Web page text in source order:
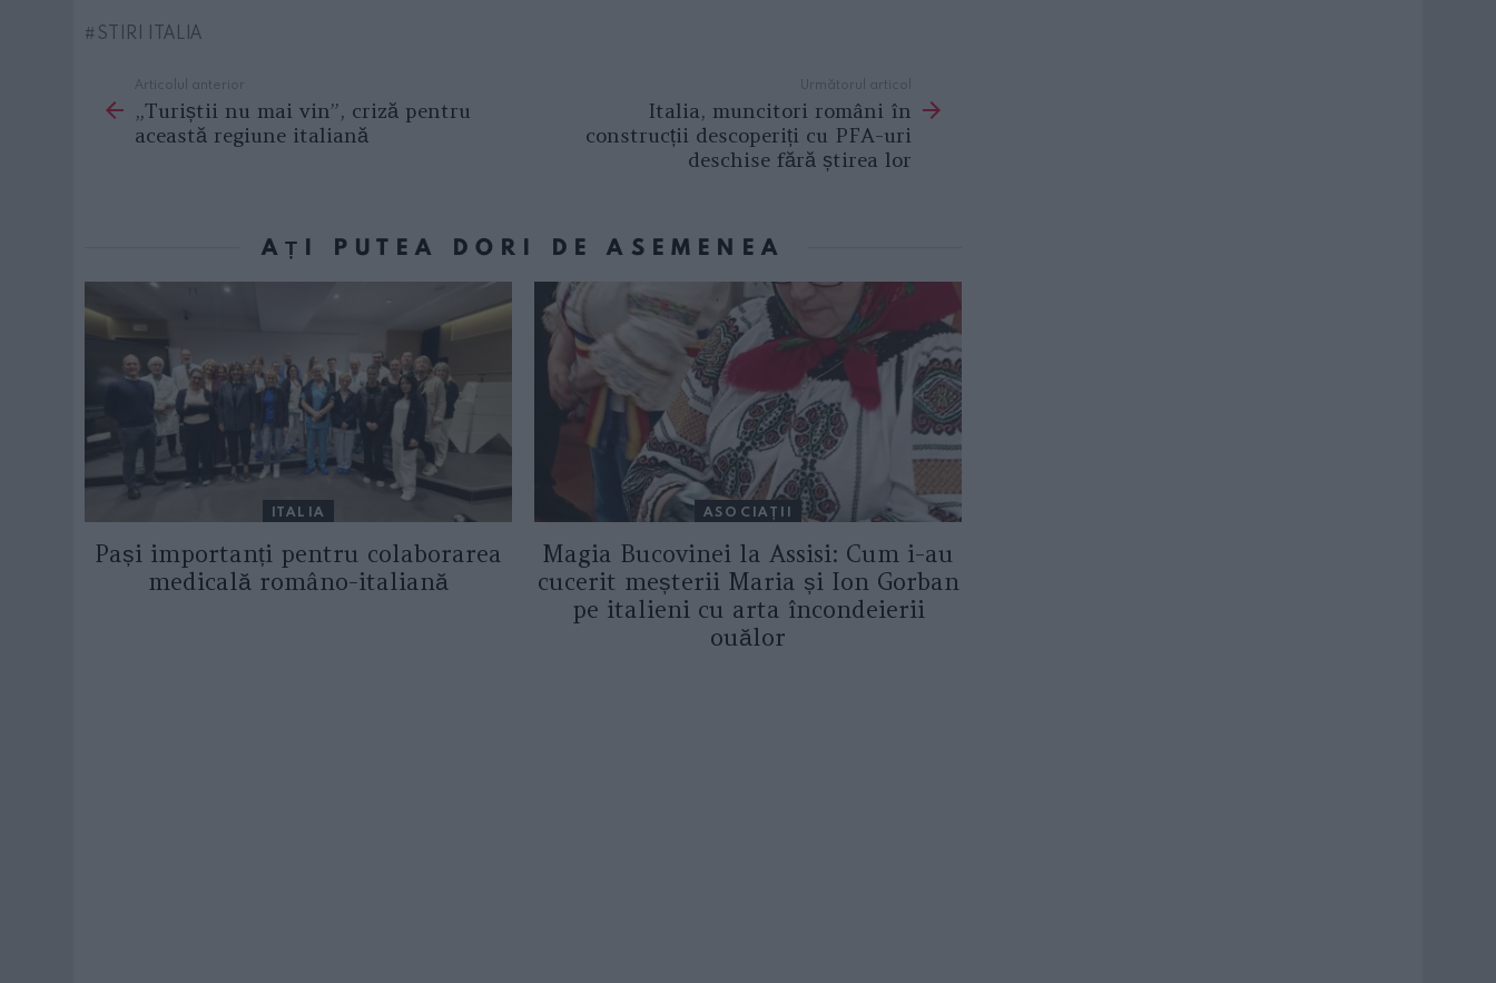
STIRI ITALIA
more
Articolul anterior
„Turiștii nu mai vin”, criză pentru
această regiune italiană
Următorul articol
Italia, muncitori români în
construcții descoperiți cu PFA-uri
deschise fără știrea lor
AȚI PUTEA DORI DE ASEMENEA
ITALIA
Pași importanți pentru colaborarea
medicală româno-italiană
ASOCIAŢII
Magia Bucovinei la Assisi: Cum i-au
cucerit meșterii Maria și Ion Gorban
pe italieni cu arta încondeierii
ouălor